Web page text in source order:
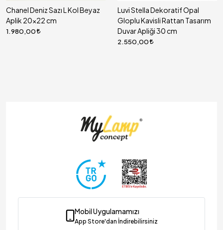
Chanel Deniz Sazı L Kol Beyaz
Aplik 20x22 cm
1.980,00
Luvi Stella Dekoratif Opal
Gloplu Kavisli Rattan Tasarım
Duvar Apliği 30 cm
2.550,00
Mobil Uygulamamızı
App Store'dan İndirebilirsiniz